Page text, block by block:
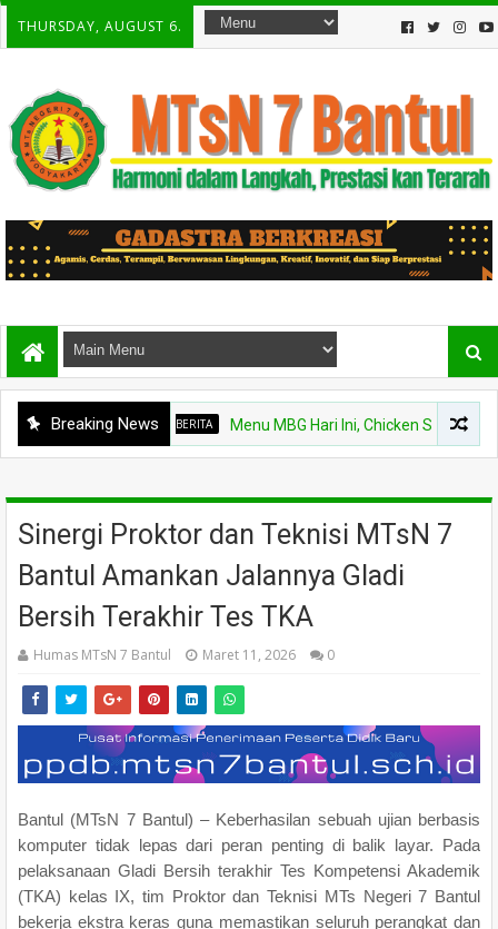
THURSDAY, AUGUST 6.
Breaking News
BERITA Menu MBG Hari Ini, Chicken Steak dan
Sinergi Proktor dan Teknisi MTsN 7
Bantul Amankan Jalannya Gladi
Bersih Terakhir Tes TKA
Humas MTsN 7 Bantul Maret 11, 2026 0
Bantul (MTsN 7 Bantul) – Keberhasilan sebuah ujian berbasis
komputer tidak lepas dari peran penting di balik layar. Pada
pelaksanaan Gladi Bersih terakhir Tes Kompetensi Akademik
(TKA) kelas IX, tim Proktor dan Teknisi MTs Negeri 7 Bantul
bekerja ekstra keras guna memastikan seluruh perangkat dan